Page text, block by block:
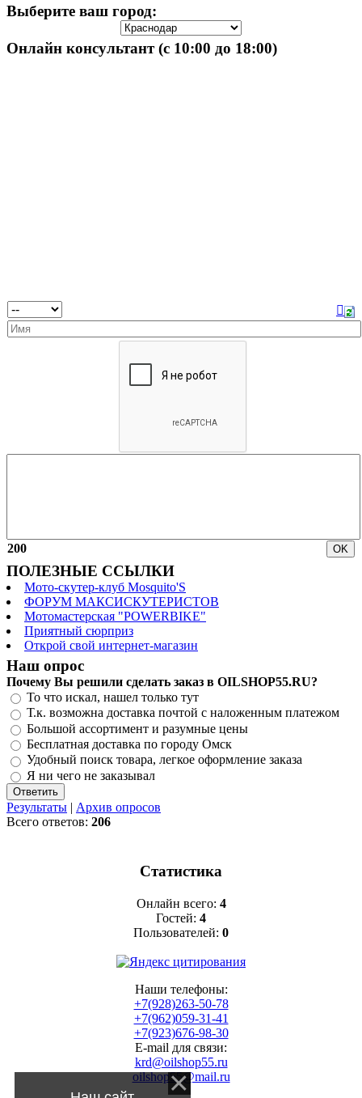
Выберите ваш город:
Онлайн консультант (с 10:00 до 18:00)
200
ПОЛЕЗНЫЕ ССЫЛКИ
Мото-скутер-клуб Mosquito'S
ФОРУМ МАКСИСКУТЕРИСТОВ
Мотомастерская "POWERBIKE"
Приятный сюрприз
Открой свой интернет-магазин
Наш опрос
Почему Вы решили сделать заказ в OILSHOP55.RU?
То что искал, нашел только тут
Т.к. возможна доставка почтой с наложенным платежом
Большой ассортимент и разумные цены
Бесплатная доставка по городу Омск
Удобный поиск товара, легкое оформление заказа
Я ни чего не заказывал
Результаты | Архив опросов
Всего ответов: 206
Статистика
Онлайн всего: 4
Гостей: 4
Пользователей: 0
Наши телефоны:
+7(928)263-50-78
+7(962)059-31-41
+7(923)676-98-30
E-mail для связи:
krd@oilshop55.ru
oilshop55@mail.ru